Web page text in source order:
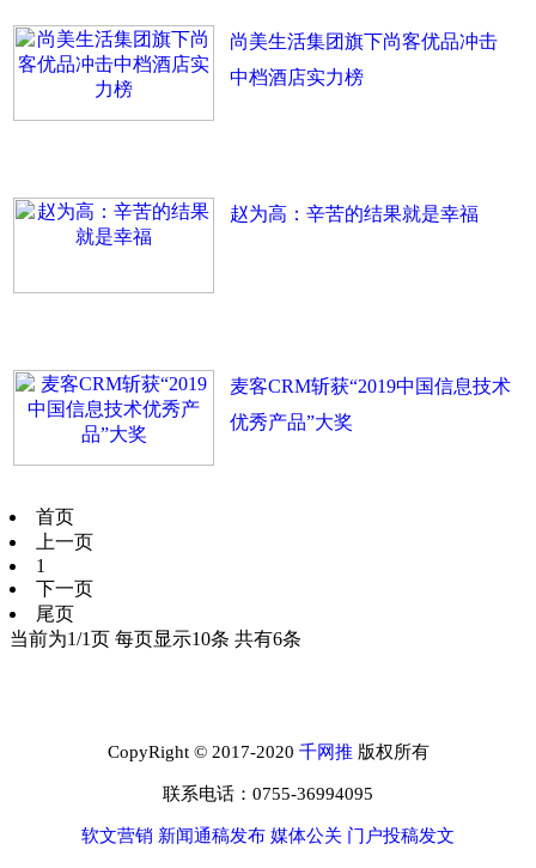
尚美生活集团旗下尚客优品冲击
中档酒店实力榜
赵为高：辛苦的结果就是幸福
麦客CRM斩获“2019中国信息技术
优秀产品”大奖
首页
上一页
1
下一页
尾页
当前为1/1页 每页显示10条 共有6条
CopyRight © 2017-2020 千网推 版权所有
联系电话：0755-36994095
软文营销 新闻通稿发布 媒体公关 门户投稿发文